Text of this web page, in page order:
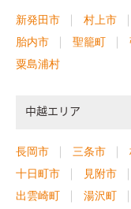
新発田市 村上市
胎内市
聖籠町
粟島浦村
中越エリア
長岡市 三条市
十日町市
見附市
出雲崎町
湯沢町